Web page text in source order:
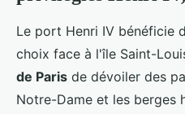
Le port Henri IV bénéficie
choix face à l'île Saint-
de Paris de dévoiler des
Notre-Dame et les berges